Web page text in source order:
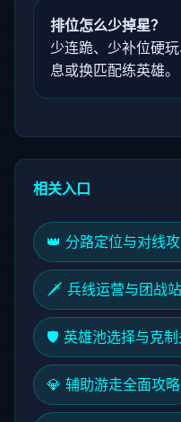
排位怎么少掉星？
少连跪、少补位硬
息或换匹配练英雄。
相关入口
👑 分路定位与对线
🗡️ 兵线运营与团战
🛡️ 英雄池选择与克
💎 辅助游走全面攻略